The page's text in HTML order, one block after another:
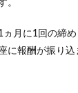
。
ヵ月に1回の締
に報酬が振り